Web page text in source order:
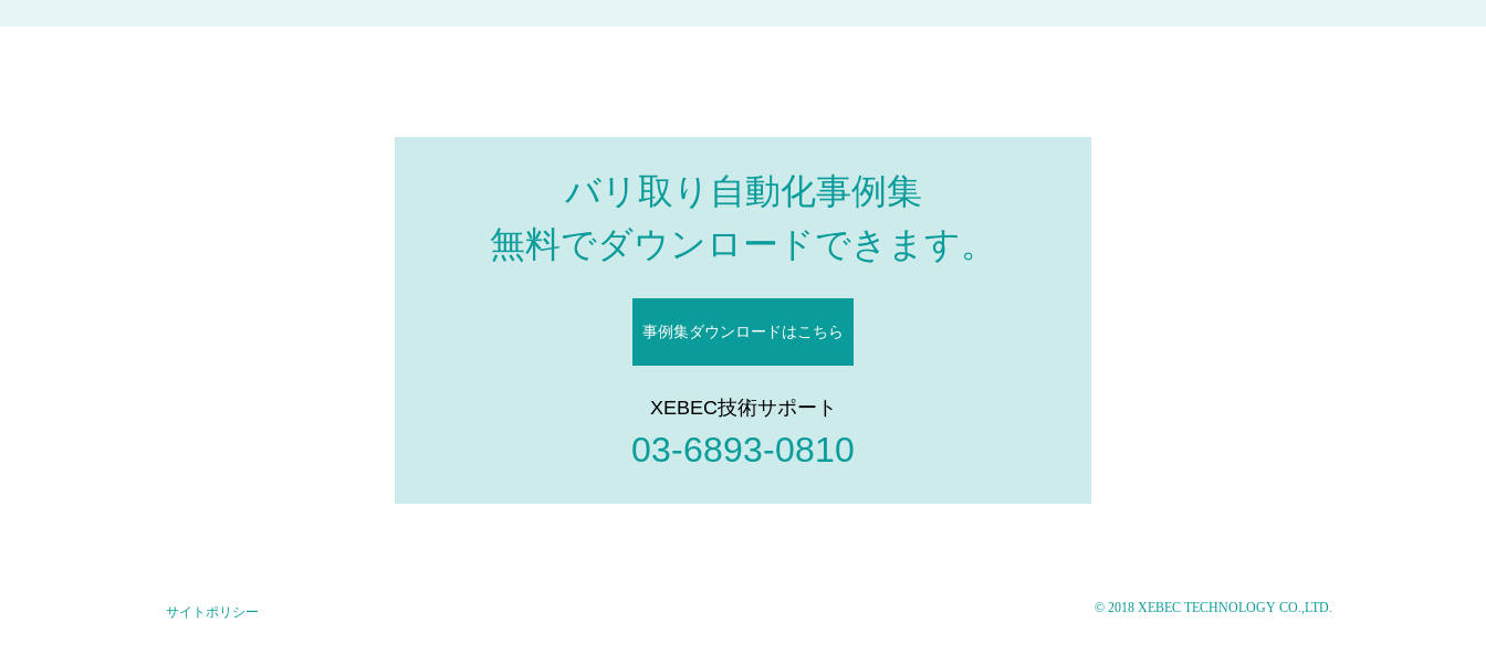
バリ取り自動化事例集
無料でダウンロードできます。
事例集ダウンロードはこちら
XEBEC技術サポート
03-6893-0810
サイトポリシー © 2018 XEBEC TECHNOLOGY CO.,LTD.